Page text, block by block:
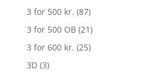
3 for 500 kr. (87)
3 for 500 OB (21)
3 for 600 kr. (25)
3D (3)